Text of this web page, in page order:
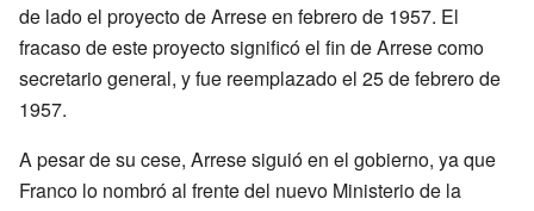
de lado el proyecto de Arrese en febrero de 1957. El
fracaso de este proyecto significó el fin de Arrese como
secretario general, y fue reemplazado el 25 de febrero de
1957.
A pesar de su cese, Arrese siguió en el gobierno, ya que
Franco lo nombró al frente del nuevo Ministerio de la